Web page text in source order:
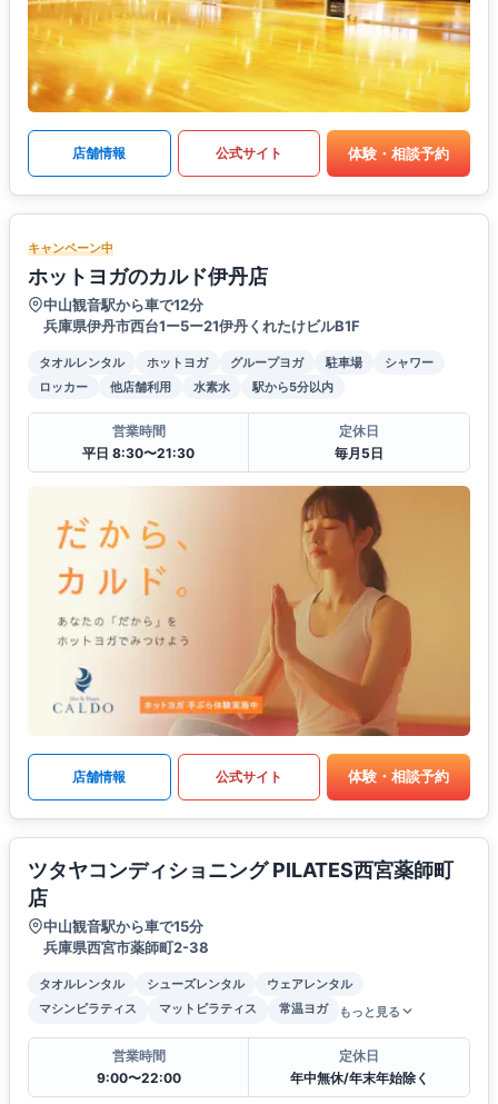
店舗情報 公式サイト 体験・相談予約
キャンペーン中
ホットヨガのカルド伊丹店
中山観音駅から車で12分
兵庫県伊丹市西台1ー5ー21伊丹くれたけビルB1F
タオルレンタル ホットヨガ グループヨガ 駐車場
シャワー
ロッカー
他店舗利用 水素水 駅から5分以内
営業時間
平日 8:30〜21:30
定休日
毎月5日
店舗情報 公式サイト 体験・相談予約
ツタヤコンディショニング PILATES西宮薬師町
店
中山観音駅から車で15分
兵庫県西宮市薬師町2-38
タオルレンタル シューズレンタル
ウェアレンタル
マシンピラティス
マットピラティス 常温ヨガ もっと見る
営業時間
9:00〜22:00
定休日
年中無休/年末年始除く